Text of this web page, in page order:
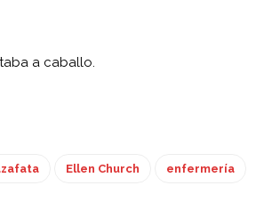
a caballo.
Ellen Church enfermería